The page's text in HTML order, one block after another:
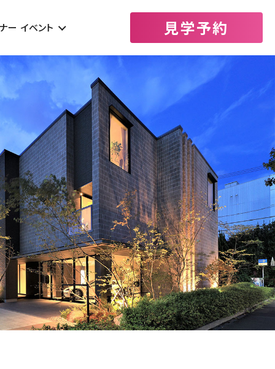
ー イベント 見学予約